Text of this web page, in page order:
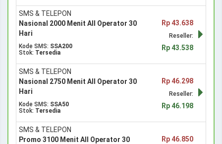
SMS & TELEPON
Nasional 2000 Menit All Operator 30
Hari
Kode SMS: SSA200
Stok: Tersedia
Rp 43.638
Reseller:
Rp 43.538
SMS & TELEPON
Nasional 2750 Menit All Operator 30
Hari
Kode SMS: SSA50
Stok: Tersedia
Rp 46.298
Reseller:
Rp 46.198
SMS & TELEPON
Promo 3100 Menit All Operator 30
Rp 46.850